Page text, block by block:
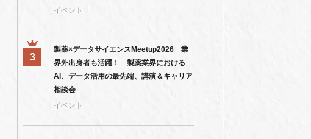
イベント
3
製薬×データサイエンスMeetup2026 業
界外出身者も活躍！ 製薬業界における
AI、データ活用の最先端、講演＆キャリア
相談会
イベント